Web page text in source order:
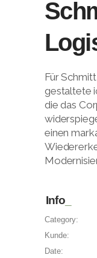
Für
gestaltete
die das
einen
Info
Category:
Kunde:
Date: